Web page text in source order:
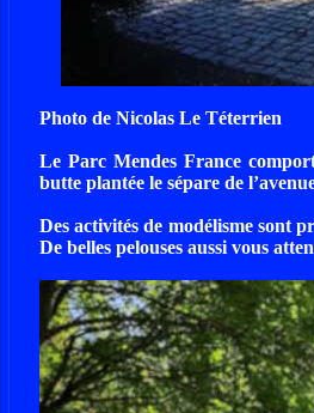
Photo de Nicolas Le Téterrien
Le Parc Mendes France
butte plantée le sépare de
Des activités de modélisme sont
De belles pelouses aussi vous